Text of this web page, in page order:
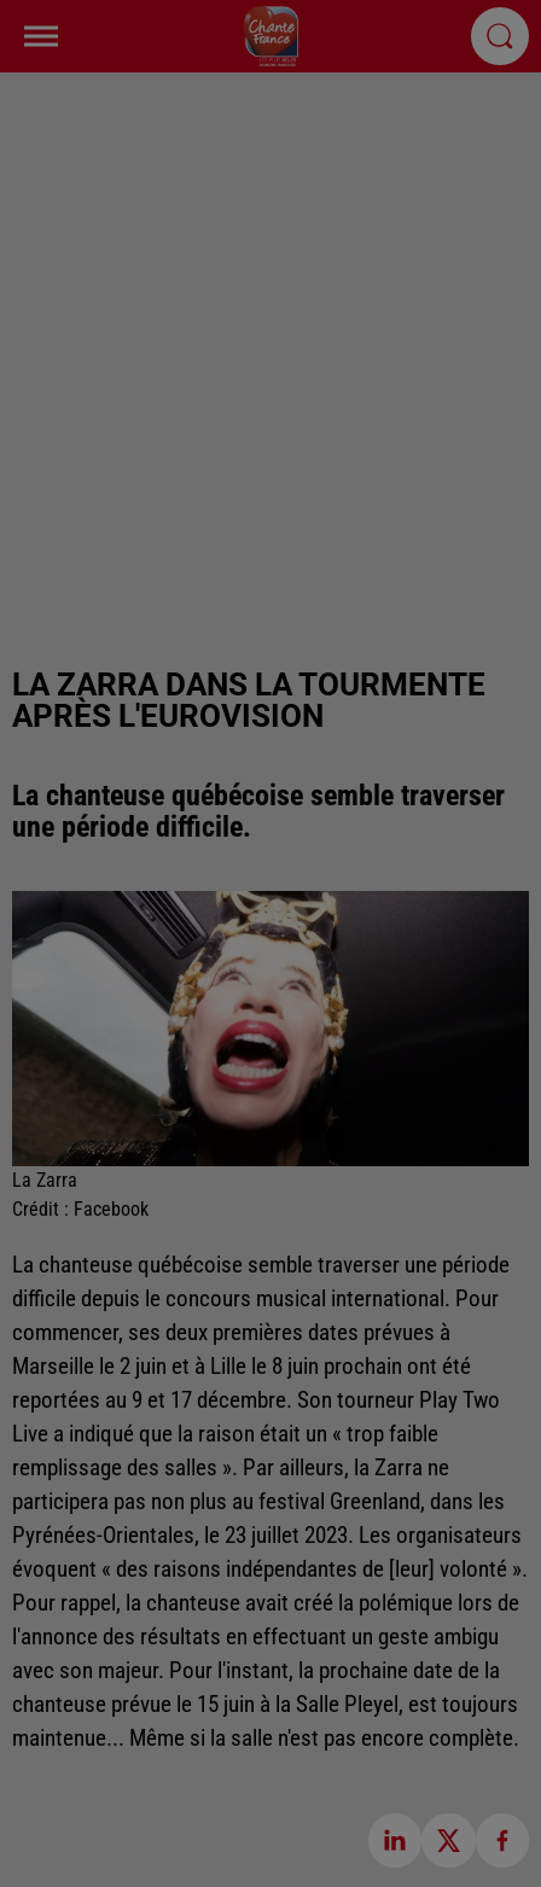
LA ZARRA DANS LA TOURMENTE
APRÈS L'EUROVISION
La chanteuse québécoise semble traverser
une période difficile.
La Zarra
Crédit : Facebook
La chanteuse québécoise semble traverser une période
difficile depuis le concours musical international. Pour
commencer, ses deux premières dates prévues à
Marseille le 2 juin et à Lille le 8 juin prochain ont été
reportées au 9 et 17 décembre. Son tourneur Play Two
Live a indiqué que la raison était un « trop faible
remplissage des salles ». Par ailleurs, la Zarra ne
participera pas non plus au festival Greenland, dans les
Pyrénées-Orientales, le 23 juillet 2023. Les organisateurs
évoquent « des raisons indépendantes de [leur] volonté ».
Pour rappel, la chanteuse avait créé la polémique lors de
l'annonce des résultats en effectuant un geste ambigu
avec son majeur. Pour l'instant, la prochaine date de la
chanteuse prévue le 15 juin à la Salle Pleyel, est toujours
maintenue... Même si la salle n'est pas encore complète.